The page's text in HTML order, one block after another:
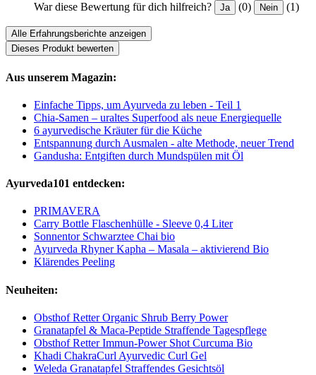
War diese Bewertung für dich hilfreich? Ja (0) Nein (1)
Alle Erfahrungsberichte anzeigen
Dieses Produkt bewerten
Aus unserem Magazin:
Einfache Tipps, um Ayurveda zu leben - Teil 1
Chia-Samen – uraltes Superfood als neue Energiequelle
6 ayurvedische Kräuter für die Küche
Entspannung durch Ausmalen - alte Methode, neuer Trend
Gandusha: Entgiften durch Mundspülen mit Öl
Ayurveda101 entdecken:
PRIMAVERA
Carry Bottle Flaschenhülle - Sleeve 0,4 Liter
Sonnentor Schwarztee Chai bio
Ayurveda Rhyner Kapha – Masala – aktivierend Bio
Klärendes Peeling
Neuheiten:
Obsthof Retter Organic Shrub Berry Power
Granatapfel & Maca-Peptide Straffende Tagespflege
Obsthof Retter Immun-Power Shot Curcuma Bio
Khadi ChakraCurl Ayurvedic Curl Gel
Weleda Granatapfel Straffendes Gesichtsöl